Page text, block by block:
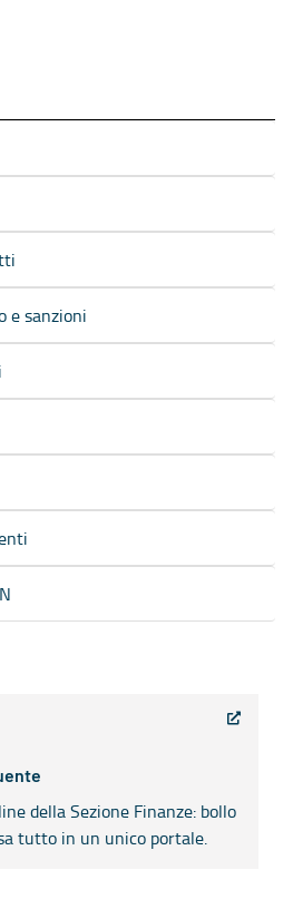
e sanzioni
della Sezione Finanze: bollo
tutto in un unico portale.